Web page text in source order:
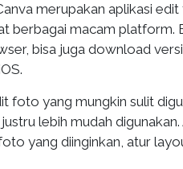
merupakan aplikasi
berbagai macam platform.
bisa juga download
foto yang mungkin sulit
lebih mudah
yang diinginkan, atur